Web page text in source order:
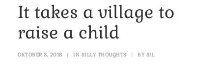
It takes a village to
raise a child
OKTOBER 3, 2018 | IN SILLY THOUGHTS | BY SIL